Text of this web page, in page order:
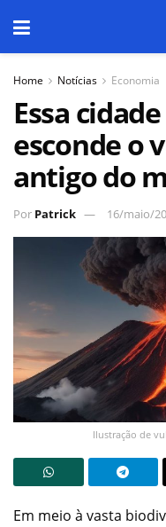
Home Notícias Economia
Essa
esconde o
antigo do
Por Patrick 16/maio/
Ilustração de
Em meio à vasta